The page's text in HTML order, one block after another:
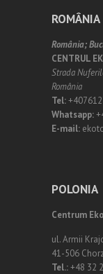
ROMÂNIA
România;
CENTRUL
Strada
România
Tel:
Whatsapp:
E-mail:
POLONIA
Centrum
ul. Armii
41-506
Tel.:+48 32